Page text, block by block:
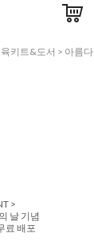
키트&도서 > 아름
>
날 기념
료 배포